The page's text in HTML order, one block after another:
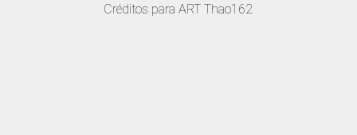
Créditos para ART Thao162